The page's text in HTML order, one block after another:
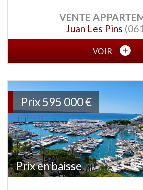
VENTE
Juan Les Pins
VOIR
Prix en baisse
Prix595 000€